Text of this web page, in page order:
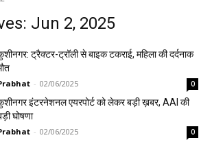
Jun 2, 2025
ट्रैक्टर-ट्रॉली से बाइक टकराई, महिला की दर्दनाक
- 02/06/2025 0
इंटरनेशनल एयरपोर्ट को लेकर बड़ी ख़बर, AAI की
घोषणा
- 02/06/2025 0